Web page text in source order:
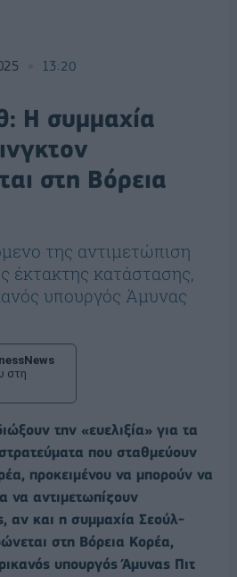
13:20
Η συμμαχία
στη Βόρεια
της αντιμετώπιση
έκτακτης κατάστασης,
υπουργός Άμυνας
στη
την «ευελιξία» για τα
που σταθμεύουν
προκειμένου να μπορούν να
να αντιμετωπίζουν
αν και η συμμαχία Σεούλ-
στη Βόρεια Κορέα,
υπουργός Άμυνας Πιτ